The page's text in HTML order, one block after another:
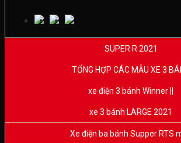
SUPER R 2021
TỔNG HỢP CÁC MẪU XE 3
xe điện 3 bánh Winner ||
xe 3 bánh LARGE 2021
Xe điện ba bánh Supper RTS